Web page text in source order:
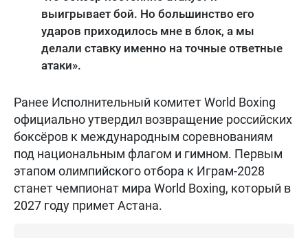
выигрывает бой. Но большинство его
ударов приходилось мне в блок, а мы
делали ставку именно на точные ответные
атаки».
Ранее Исполнительный комитет World Boxing
официально утвердил возвращение российских
боксёров к международным соревнованиям
под национальным флагом и гимном. Первым
этапом олимпийского отбора к Играм-2028
станет чемпионат мира World Boxing, который в
2027 году примет Астана.